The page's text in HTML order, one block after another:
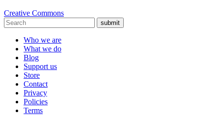
Creative Commons
submit
Who we are
What we do
Blog
Support us
Store
Contact
Privacy
Policies
Terms